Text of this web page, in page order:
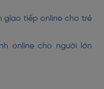
giao tiếp online cho trẻ
online cho người lớn